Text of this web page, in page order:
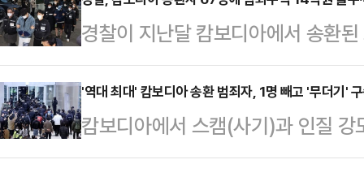
에서 출금(일명 '장 누르기')을 한
인출되자 후배 B씨는 현지 보이스
8월 8일 깜폿…
직원 44명에 대한 범죄단체가입
을 선고해 달라고 재판부에 요청
지 '부건'으로 알려진 총책 B(조선
제 보이스피싱 조직의 콜센터에서
으로부터 약 94억원…
경찰이 지난달 캄보디아에서 송환
죄수익을 겨냥해 대대적인 환수에
수사본부는 지난달 23일 국내 송
14억7220만원을 기소 전 몰수·추
수익이 확인되지 않은 점, 인질강도
'역대 최대' 캄보디아 송환 범죄자, 1명 빼고 '무더기'
캄보디아에서 스캠(사기)과 인질
죄 조직원 73명 중 72명에 대해 구